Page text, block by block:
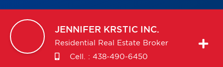
JENNIFER KRSTIC INC.
Residential Real Estate Broker
Cell. : 438-490-6450